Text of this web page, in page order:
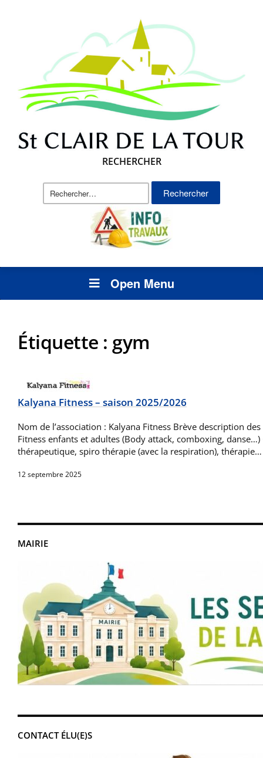
RECHERCHER
Rechercher :
Open Menu
MAIRIE
CONTACT ÉLU(E)S
Étiquette : gym
Kalyana Fitness – saison 2025/2026
Nom de l’association : Kalyana Fitness Brève description
Fitness enfants et adultes (Body attack, comboxing,
thérapeutique, spiro thérapie (avec la respiration), thérapie…
12 septembre 2025